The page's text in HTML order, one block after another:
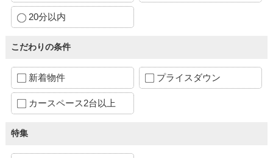
20分以内
こだわりの条件
新着物件 プライスダウン
カースペース2台以上
特集